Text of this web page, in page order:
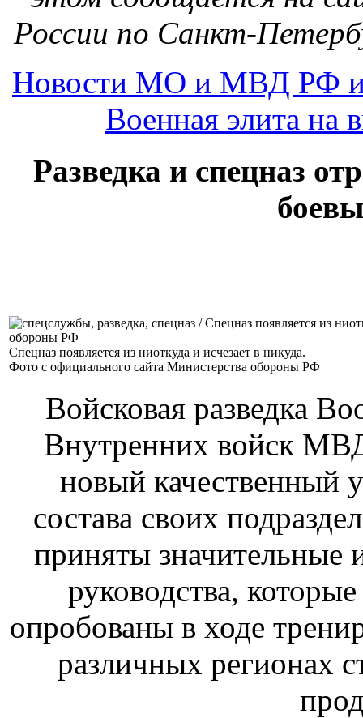
России по Санкт-
Новости МО и МВД РФ
Военная элита на
Разведка и спецназ
Спецназ появляется из ниоткуда и исчезает в никуда.
Фото с официального сайта Министерства обороны РФ
Войсковая разведка
Внутренних войск
новый качественный
состава своих
приняты значительные
руководства,
опробованы в ходе
различных регионах